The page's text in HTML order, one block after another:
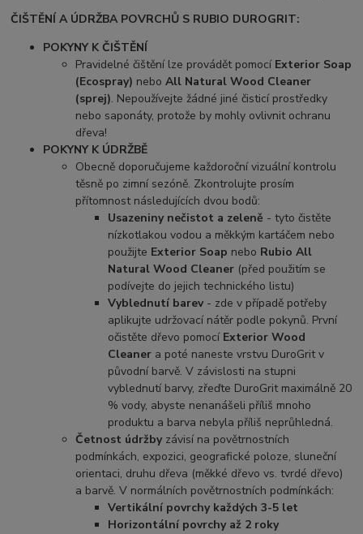
ČIŠTĚNÍ A ÚDRŽBA POVRCHŮ S RUBIO DUROGRIT:
POKYNY K ČIŠTĚNÍ
Pravidelné čištění lze provádět pomocí Exterior Soap
(Ecospray) neboAll Natural Wood Cleaner
(sprej). Nepoužívejte žádné jiné čisticí prostředky
nebo saponáty, protože by mohly ovlivnit ochranu
dřeva!
POKYNY K ÚDRŽBĚ
Obecně doporučujeme každoroční vizuální kontrolu
těsně po zimní sezóně. Zkontrolujte prosím
přítomnost následujících dvou bodů:
Usazeniny nečistot a zeleně - tyto čistěte
nízkotlakou vodou a měkkým kartáčem nebo
použijte Exterior Soap nebo Rubio All
Natural Wood Cleaner (před použitím se
podívejte do jejich technického listu)
Vyblednutí barev- zde v případě potřeby
aplikujte udržovací nátěr podle pokynů. První
očistěte dřevo pomocí Exterior Wood
Cleaner a poté naneste vrstvu DuroGrit v
původní barvě. V závislosti na stupni
vyblednutí barvy, zřeďte DuroGrit maximálně 20
% vody, abyste nenanášeli příliš mnoho
produktu a barva nebyla příliš neprůhledná.
Četnost údržbyzávisí na povětrnostních
podmínkách, expozici, geografické poloze, sluneční
orientaci, druhu dřeva (měkké dřevo vs. tvrdé dřevo)
a barvě. V normálních povětrnostních podmínkách:
Vertikální povrchy každých 3-5 let
Horizontální povrchy až 2 roky